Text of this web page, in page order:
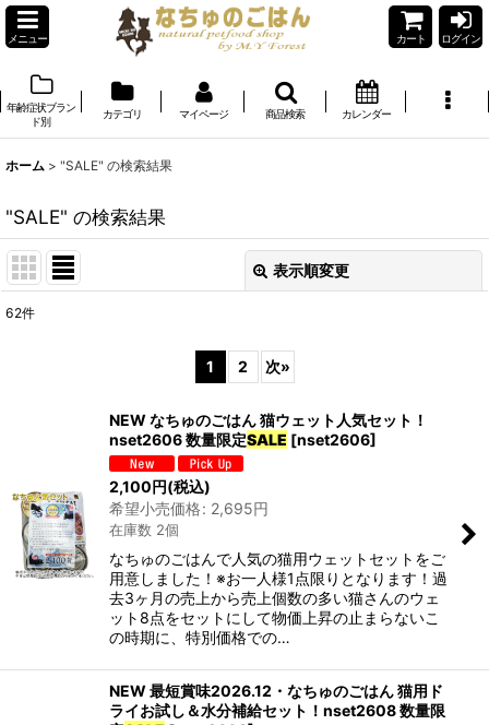
メニュー カート ログイン
年齢症状ブラン
ド別
カテゴリ マイページ 商品検索 カレンダー
ホーム > "SALE" の検索結果
"SALE" の検索結果
表示順変更
カテゴリ:
絞り込む
62件
1 2 次»
NEW なちゅのごはん 猫ウェット人気セット！
nset2606 数量限定SALE [nset2606]
2,100 円(税込)
希望小売価格: 2,695円
在庫数 2個
なちゅのごはんで人気の猫用ウェットセットをご
用意しました！※お一人様1点限りとなります！過
去3ヶ月の売上から売上個数の多い猫さんのウェ
ット8点をセットにして物価上昇の止まらないこ
の時期に、特別価格での…
NEW 最短賞味2026.12・なちゅのごはん 猫用ド
ライお試し＆水分補給セット！nset2608 数量限